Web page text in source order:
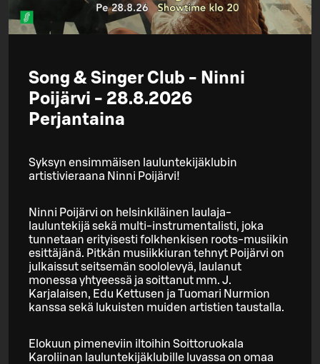
Song & Singer Club - Ninni
Poijärvi - 28.8.2026
Perjantaina
Syksyn ensimmäisen lauluntekijäklubin
artistivieraana Ninni Poijärvi!
Ninni Poijärvi on helsinkiläinen laulaja-
lauluntekijä sekä multi-instrumentalisti, joka
tunnetaan erityisesti folkhenkisen roots-musiikin
esittäjänä. Pitkän musiikkiuran tehnyt Poijärvi on
julkaissut seitsemän soololevyä, laulanut
monessa yhtyeessä ja soittanut mm. J.
Karjalaisen, Edu Kettusen ja Tuomari Nurmion
kanssa sekä lukuisten muiden artistien taustalla.
Elokuun pimeneviin iltoihin Soittoruokala
Karoliinan lauluntekijäklubille luvassa on omaa